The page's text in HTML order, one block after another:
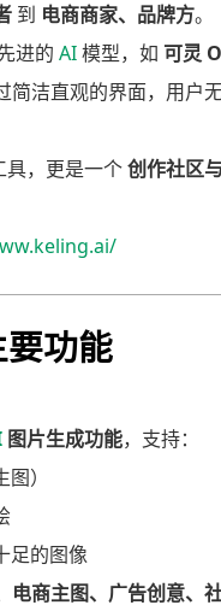
到 电商商家、品牌方。
进的 AI模型，如 可灵
简洁直观的界面，用户
具，更是一个创作社区
功能
图片生成功能，支持：
）
足的图像
电商主图、广告创意、